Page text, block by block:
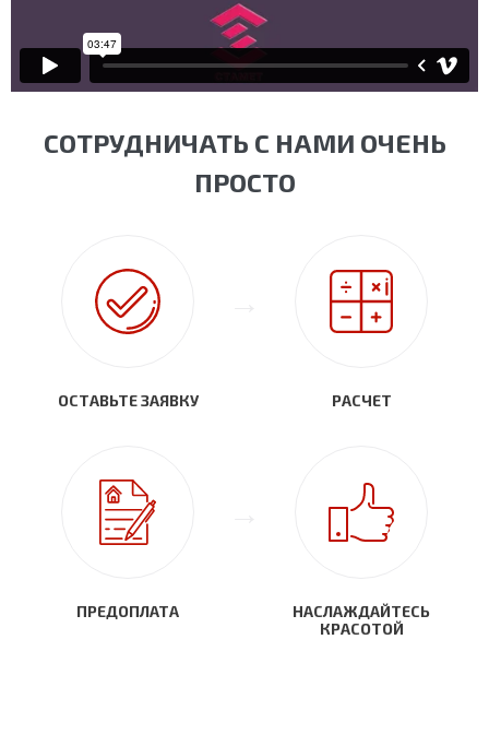
СОТРУДНИЧАТЬ С НАМИ ОЧЕНЬ
ПРОСТО
ОСТАВЬТЕ ЗАЯВКУ РАСЧЕТ
ПРЕДОПЛАТА
НАСЛАЖДАЙТЕСЬ
КРАСОТОЙ